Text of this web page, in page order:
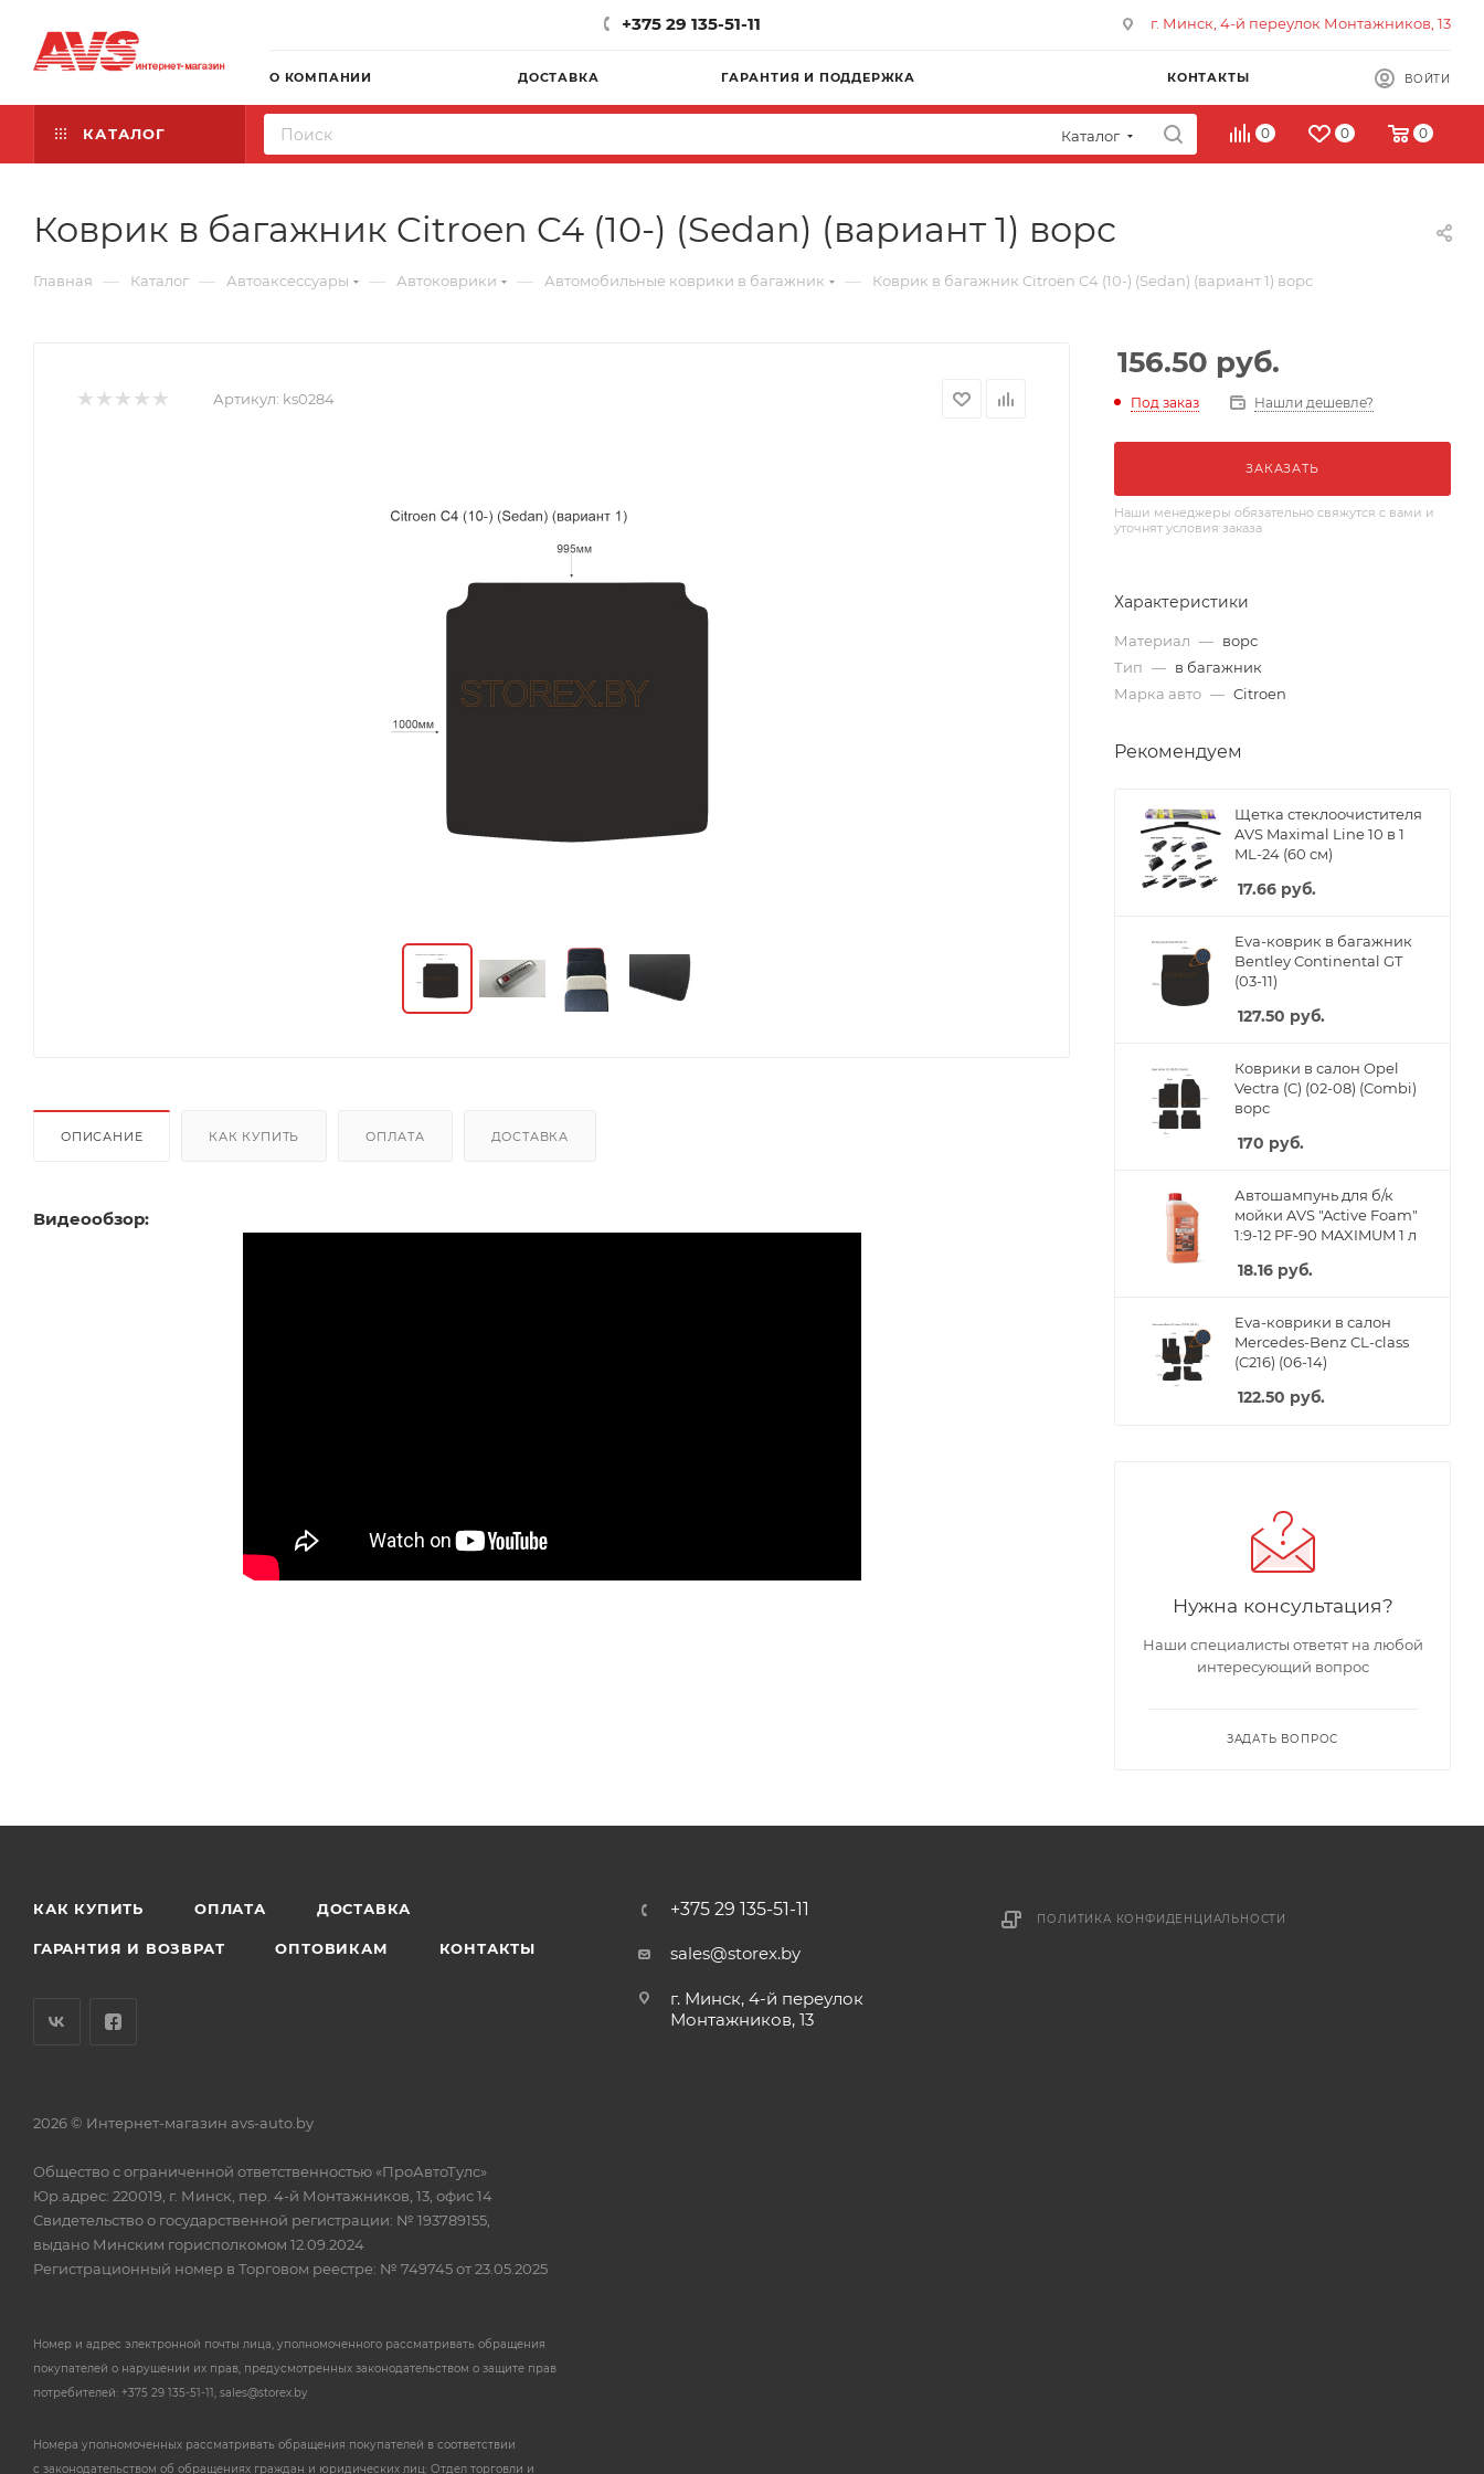
+375 29 135-51-11 г. Минск, 4-й переулок Монтажников, 13
О КОМПАНИИ ДОСТАВКА ГАРАНТИЯ И ПОДДЕРЖКА КОНТАКТЫ ВОЙТИ
КАТАЛОГ Каталог 0 0 0
Коврик в багажник Citroen C4 (10-) (Sedan) (вариант 1) ворс
Главная — Каталог — Автоаксессуары — Автоковрики — Автомобильные коврики в багажник — Коврик в багажник Citroen C4 (10-) (Sedan) (вариант 1) ворс
Артикул: ks0284
ОПИСАНИЕ КАК КУПИТЬ ОПЛАТА ДОСТАВКА
Видеообзор:
156.50 руб.
Под заказ Нашли дешевле?
ЗАКАЗАТЬ
Наши менеджеры обязательно свяжутся с вами и
уточнят условия заказа
Характеристики
Материал — ворс
Тип — в багажник
Марка авто — Citroen
Рекомендуем
Щетка стеклоочистителя
AVS Maximal Line 10 в 1
ML-24 (60 см)
17.66 руб.
Eva-коврик в багажник
Bentley Continental GT
(03-11)
127.50 руб.
Коврики в салон Opel
Vectra (C) (02-08) (Combi)
ворс
170 руб.
Автошампунь для б/к
мойки AVS "Active Foam"
1:9-12 PF-90 MAXIMUM 1 л
18.16 руб.
Eva-коврики в салон
Mercedes-Benz CL-class
(C216) (06-14)
122.50 руб.
Нужна консультация?
Наши специалисты ответят на любой
интересующий вопрос
ЗАДАТЬ ВОПРОС
КАК КУПИТЬ ОПЛАТА ДОСТАВКА
ГАРАНТИЯ И ВОЗВРАТ ОПТОВИКАМ КОНТАКТЫ
+375 29 135-51-11
sales@storex.by
г. Минск, 4-й переулок
Монтажников, 13
ПОЛИТИКА КОНФИДЕНЦИАЛЬНОСТИ
2026 © Интернет-магазин avs-auto.by
Общество с ограниченной ответственностью «ПроАвтоТулс»
Юр.адрес: 220019, г. Минск, пер. 4-й Монтажников, 13, офис 14
Свидетельство о государственной регистрации: № 193789155,
выдано Минским горисполкомом 12.09.2024
Регистрационный номер в Торговом реестре: № 749745 от 23.05.2025
Номер и адрес электронной почты лица, уполномоченного рассматривать обращения
покупателей о нарушении их прав, предусмотренных законодательством о защите прав
потребителей: +375 29 135-51-11, sales@storex.by
Номера уполномоченных рассматривать обращения покупателей в соответствии
с законодательством об обращениях граждан и юридических лиц: Отдел торговли и